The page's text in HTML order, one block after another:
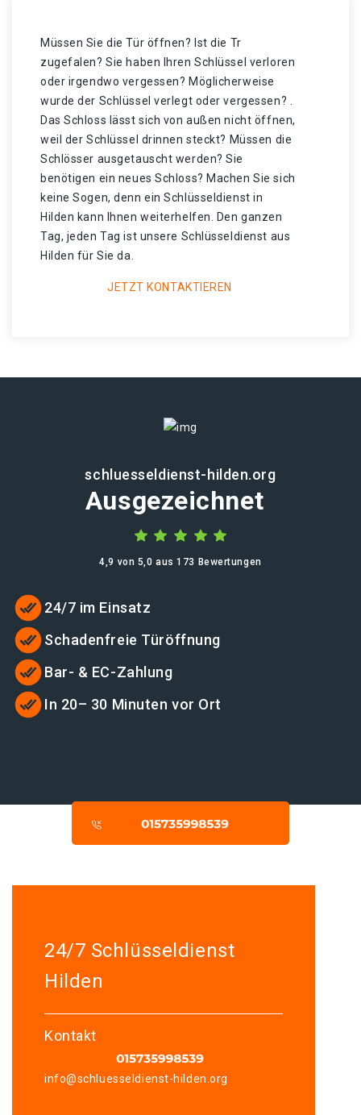
Müssen Sie die Tür öffnen? Ist die Tr
zugefalen? Sie haben Ihren Schlüssel verloren
oder irgendwo vergessen? Möglicherweise
wurde der Schlüssel verlegt oder vergessen? .
Das Schloss lässt sich von außen nicht öffnen,
weil der Schlüssel drinnen steckt? Müssen die
Schlösser ausgetauscht werden? Sie
benötigen ein neues Schloss? Machen Sie sich
keine Sogen, denn ein Schlüsseldienst in
Hilden kann Ihnen weiterhelfen. Den ganzen
Tag, jeden Tag ist unsere Schlüsseldienst aus
Hilden für Sie da.
JETZT KONTAKTIEREN
schluesseldienst-hilden.org
Ausgezeichnet
4,9 von 5,0 aus 173 Bewertungen
24/7 im Einsatz
Schadenfreie Türöffnung
Bar- & EC-Zahlung
In 20– 30 Minuten vor Ort
24/7 Schlüsseldienst
Hilden
Kontakt
info@schluesseldienst-hilden.org